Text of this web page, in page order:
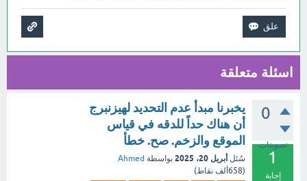
اسئلة متعلقة
0
تصويتات
1
إجابة
يخبرنا مبدأ عدم التحديد لهيزنبرج
أن هناك حداً للدقه في قياس
الموقع والزخم. صح. خطأ
سُئل أبريل 20، 2025 بواسطة Ahmed
(658ألف نقاط)